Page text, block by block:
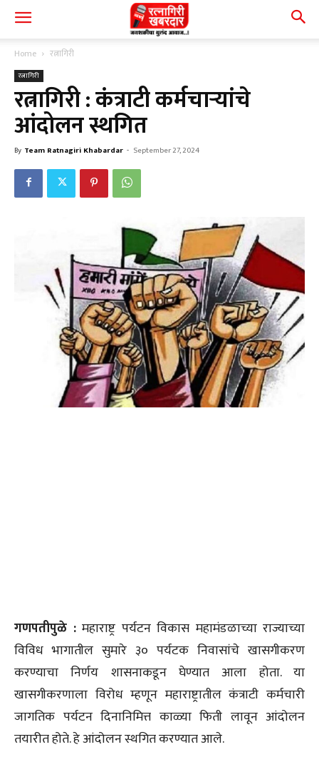
Home रत्नागिरी
रत्नागिरी
रत्नागिरी : कंत्राटी कर्मचाऱ्यांचे
आंदोलन स्थगित
By Team Ratnagiri Khabardar - September 27, 2024
गणपतीपुळे : महाराष्ट्र पर्यटन विकास महामंडळाच्या राज्याच्या
विविध भागातील सुमारे ३० पर्यटक निवासांचे खासगीकरण
करण्याचा निर्णय शासनाकडून घेण्यात आला होता. या
खासगीकरणाला विरोध म्हणून महाराष्ट्रातील कंत्राटी कर्मचारी
जागतिक पर्यटन दिनानिमित्त काळ्या फिती लावून आंदोलन
तयारीत होते. हे आंदोलन स्थगित करण्यात आले.